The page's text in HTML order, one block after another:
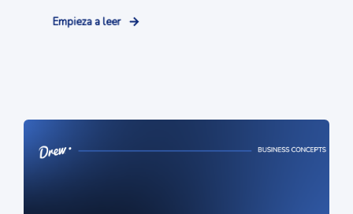
Empieza a leer